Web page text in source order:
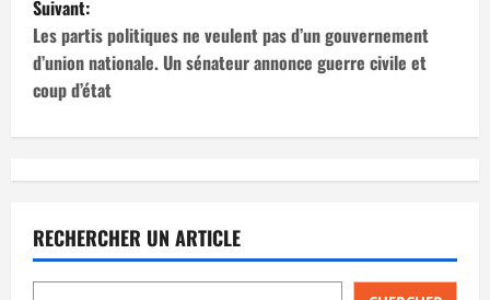
i
g
a
t
i
o
Suivant:
Les partis politiques ne veulent pas d’un gouvernement
d’union nationale. Un sénateur annonce guerre civile et
coup d’état
RECHERCHER UN ARTICLE